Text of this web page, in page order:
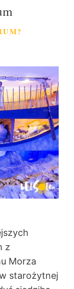
z
Morza
starożytnej